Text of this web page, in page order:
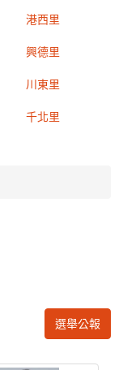
港西里
興德里
川東里
千北里
選舉公報